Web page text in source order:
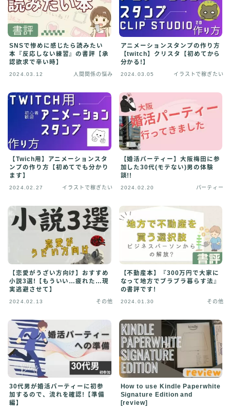
SNSで惨めに感じたら読みたい
本『反応しない練習』の書評【承
認欲求で辛い時】
2024.03.12 人間関係の悩み
アニメーションスタンプの作り方
【twitch】クリスタ【初めてから
分かる!】
2024.03.05 イラストで稼ぎたい
【Twich用】アニメーションスタ
ンプの作り方【初めてでも分かり
ます】
2024.02.27 イラストで稼ぎたい
【婚活パーティー】大阪梅田に参
加した30代(モテない)男の体験
談!!
2024.02.20 パーティー
【恋愛がうざい方向け】おすすめ
小説3選!【もういい…疲れた…現
実逃避させて】
2024.02.13 その他
【不動産本】『300万円で大家に
なって地方でブラブラ暮らす法』
の書評です!
2024.01.30 その他
30代男が婚活パーティーに初参
加するので、流れを確認!【準備
編】
How to use Kindle Paperwhite
Signature Edition and
[review]